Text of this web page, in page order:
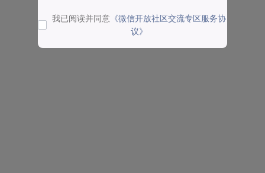
我已阅读并同意 《微信开放社区交流专区服务协
议》